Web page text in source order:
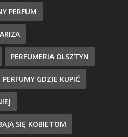
PERFUM
PERFUMERIA OLSZTYN
PERFUMY GDZIE KUPIĆ
SIĘ KOBIETOM